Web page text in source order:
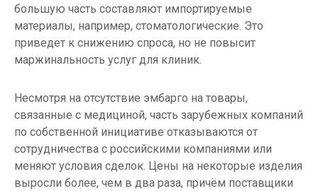
большую часть составляют импортируемые
материалы, например, стоматологические. Это
приведет к снижению спроса, но не повысит
маржинальность услуг для клиник.
Несмотря на отсутствие эмбарго на товары,
связанные с медициной, часть зарубежных компаний
по собственной инициативе отказываются от
сотрудничества с российскими компаниями или
меняют условия сделок. Цены на некоторые изделия
выросли более, чем в два раза, причём поставщики